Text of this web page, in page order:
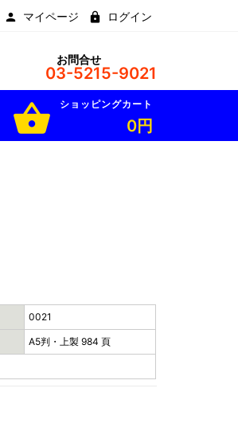
マイページ ログイン
お問合せ
03-5215-9021
shopping_basket ショッピングカート
0円
0021
A5判・上製 984 頁